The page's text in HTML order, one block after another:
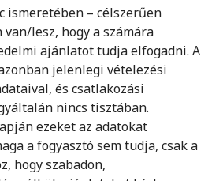
ismeretében – célszerűen
lesz, hogy a számára
ajánlatot tudja elfogadni. A
jelenlegi vételezési
és csatlakozási
nincs tisztában.
ezeket az adatokat
a fogyasztó sem tudja, csak a
hogy szabadon,